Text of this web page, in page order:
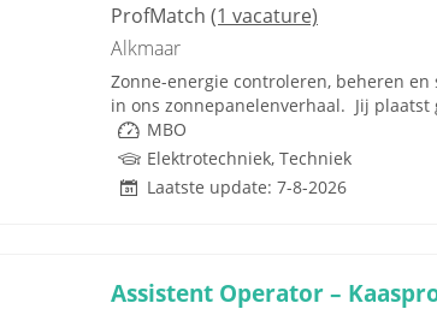
ProfMatch (1 vacature)
Alkmaar
Zonne-energie controleren, beheren
in ons zonnepanelenverhaal. Jij
MBO
Elektrotechniek, Techniek
Laatste update: 7-8-2026
Assistent Operator –